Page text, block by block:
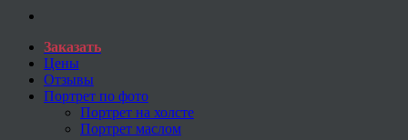
Заказать
Цены
Отзывы
Портрет по фото
Портрет на холсте
Портрет маслом